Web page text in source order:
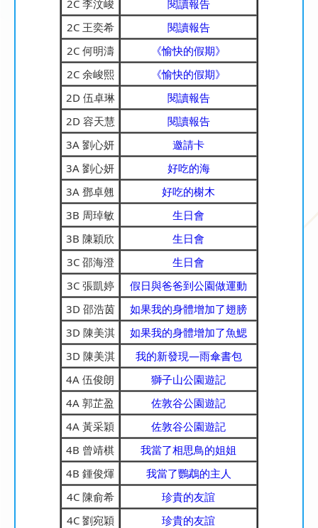
2C 李汶峻
閱讀報告
2C 王奕希
閱讀報告
2C 何明濤
《愉快的假期》
2C 余峻熙
《愉快的假期》
2D 伍卓琳
閱讀報告
2D 容天慧
閱讀報告
3A 劉心妍
邀請卡
3A 劉心妍
好吃的海
3A 鄧卓翹
好吃的榭木
3B 周琸敏
生日會
3B 陳穎欣
生日會
3C 邵海澄
生日會
3C 張凱婷
假日與爸爸到公園做運動
3D 邵浩茵
如果我的身體增加了翅膀
3D 陳美淇
如果我的身體增加了魚鰓
3D 陳美淇
我的新發現—雨傘書包
4A 伍俊朗
獅子山公園遊記
4A 郭芷盈
佐敦谷公園遊記
4A 黃采穎
佐敦谷公園遊記
4B 曾靖棋
我當了相思鳥的姐姐
4B 鍾俊煇
我當了鸚鵡的主人
4C 陳俞希
珍貴的友誼
4C 劉宛穎
珍貴的友誼